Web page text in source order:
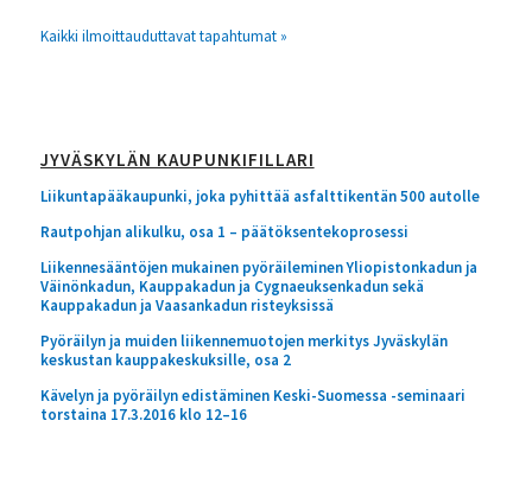
Kaikki ilmoittauduttavat tapahtumat »
JYVÄSKYLÄN KAUPUNKIFILLARI
Liikuntapääkaupunki, joka pyhittää asfalttikentän 500 autolle
Rautpohjan alikulku, osa 1 – päätöksentekoprosessi
Liikennesääntöjen mukainen pyöräileminen Yliopistonkadun ja
Väinönkadun, Kauppakadun ja Cygnaeuksenkadun sekä
Kauppakadun ja Vaasankadun risteyksissä
Pyöräilyn ja muiden liikennemuotojen merkitys Jyväskylän
keskustan kauppakeskuksille, osa 2
Kävelyn ja pyöräilyn edistäminen Keski-Suomessa -seminaari
torstaina 17.3.2016 klo 12–16